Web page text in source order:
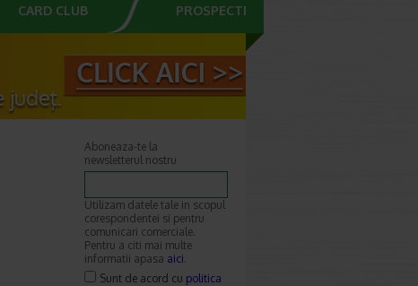
CARD CLUB PROSPECTE
Aboneaza-te la
newsletterul nostru
Utilizam datele tale in scopul
corespondentei si pentru
comunicari comerciale.
Pentru a citi mai multe
informatii apasa aici.
Sunt de acord cu politica